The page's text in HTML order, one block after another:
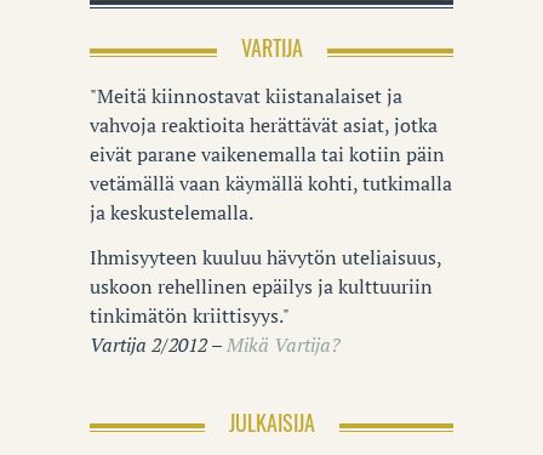
VARTIJA
"Meitä kiinnostavat kiistanalaiset ja
vahvoja reaktioita herättävät asiat, jotka
eivät parane vaikenemalla tai kotiin päin
vetämällä vaan käymällä kohti, tutkimalla
ja keskustelemalla.
Ihmisyyteen kuuluu hävytön uteliaisuus,
uskoon rehellinen epäilys ja kulttuuriin
tinkimätön kriittisyys."
Vartija 2/2012 –Mikä Vartija?
JULKAISIJA